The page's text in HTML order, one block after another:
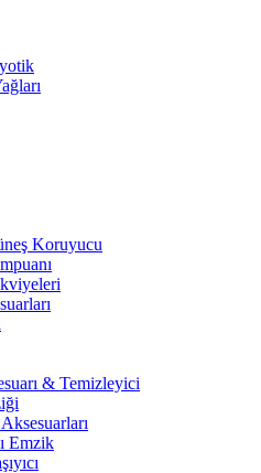
Koruyucu
& Temizleyici
Emzik